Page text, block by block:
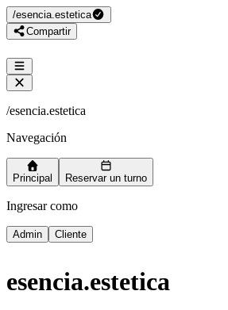
/esencia.estetica
Compartir
/esencia.estetica
Navegación
Principal Reservar un turno
Ingresar como
Admin Cliente
esencia.estetica